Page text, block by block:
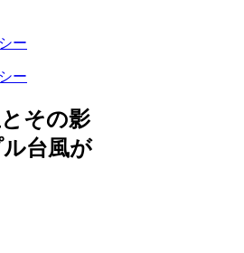
ー
ー
その影
台風が